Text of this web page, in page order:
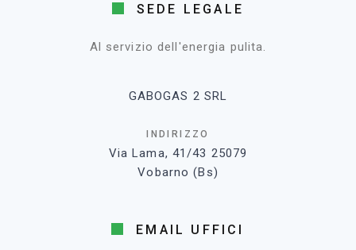
SEDE LEGALE
Al servizio dell'energia pulita.
GABOGAS 2 SRL
INDIRIZZO
Via Lama, 41/43 25079
Vobarno (Bs)
EMAIL UFFICI